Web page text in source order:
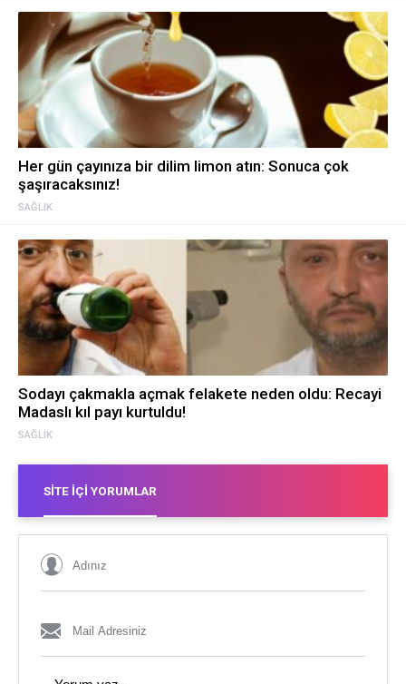
SAĞLIK
Her gün çayınıza bir dilim limon atın: Sonuca çok
şaşıracaksınız!
SAĞLIK
Sodayı çakmakla açmak felakete neden oldu: Recayi
Madaslı kıl payı kurtuldu!
SITE İÇI YORUMLAR